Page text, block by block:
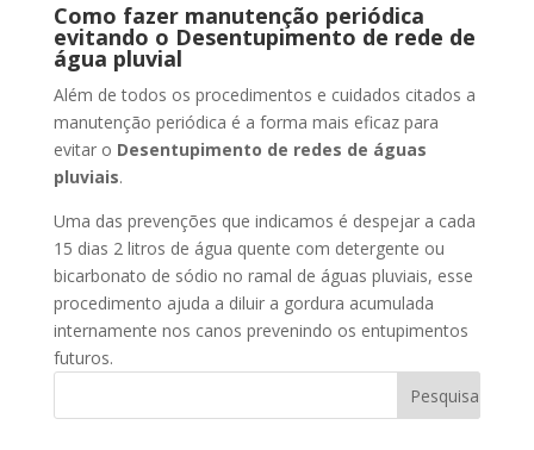
Como fazer manutenção periódica
evitando o Desentupimento de rede de
água pluvial
Além de todos os procedimentos e cuidados citados a
manutenção periódica é a forma mais eficaz para
evitar o Desentupimento de redes de águas
pluviais.
Uma das prevenções que indicamos é despejar a cada
15 dias 2 litros de água quente com detergente ou
bicarbonato de sódio no ramal de águas pluviais, esse
procedimento ajuda a diluir a gordura acumulada
internamente nos canos prevenindo os entupimentos
futuros.